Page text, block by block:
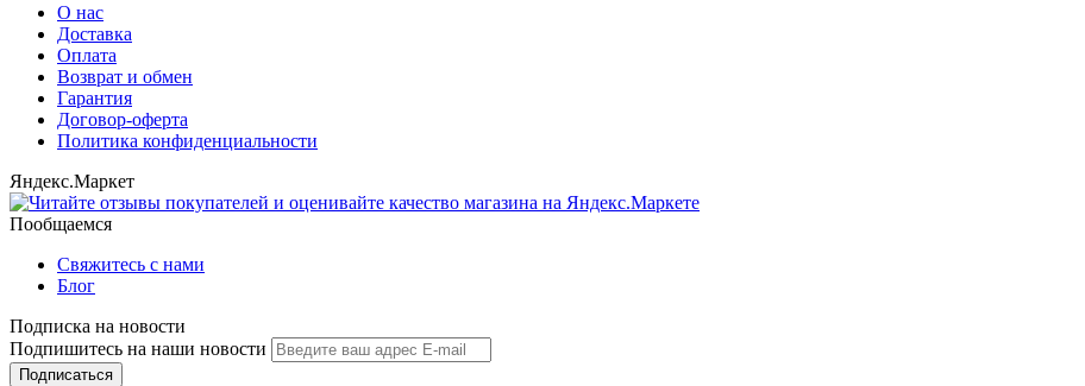
О нас
Доставка
Оплата
Возврат и обмен
Гарантия
Договор-оферта
Политика конфиденциальности
Яндекс.Маркет
Пообщаемся
Свяжитесь с нами
Блог
Подписка на новости
Подпишитесь на наши новости
Подписаться